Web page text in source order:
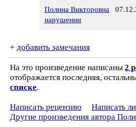
Полина Викторовна
нарушении
+ добавить замечания
На это произведение написаны 2
отображается последняя,
списке.
Написать рецензию
Написать
Другие произведения автора